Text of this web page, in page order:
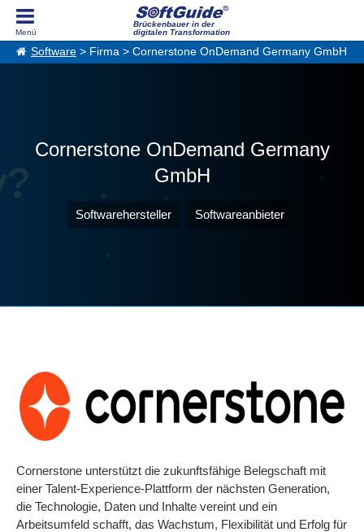
Brückenbauer in der
digitalen Transformation
Software > Firma > Cornerstone OnDemand Germany GmbH
Cornerstone OnDemand Germany
GmbH
Softwarehersteller Softwareanbieter
Cornerstone unterstützt die zukunftsfähige Belegschaft mit
einer Talent-Experience-Plattform der nächsten Generation,
die Technologie, Daten und Inhalte vereint und ein
Arbeitsumfeld schafft, das Wachstum, Flexibilität und Erfolg für